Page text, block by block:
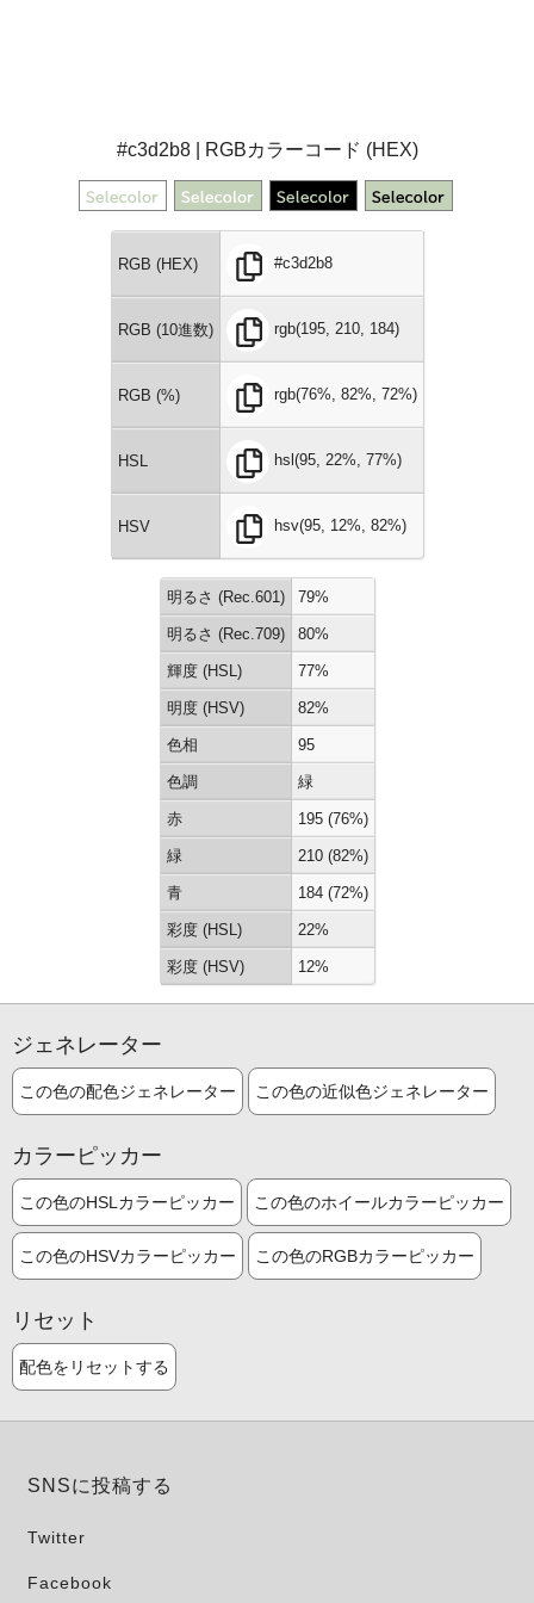
#c3d2b8 | RGBカラーコード (HEX)
RGB (HEX) #c3d2b8
RGB (10進数) rgb(195, 210, 184)
RGB (%) rgb(76%, 82%, 72%)
HSL hsl(95, 22%, 77%)
HSV hsv(95, 12%, 82%)
明るさ (Rec.601) 79%
明るさ (Rec.709) 80%
輝度 (HSL) 77%
明度 (HSV) 82%
色相 95
色調 緑
赤 195 (76%)
緑 210 (82%)
青 184 (72%)
彩度 (HSL) 22%
彩度 (HSV) 12%
ジェネレーター
この色の配色ジェネレーター この色の近似色ジェネレーター
カラーピッカー
この色のHSLカラーピッカー この色のホイールカラーピッカー
この色のHSVカラーピッカー この色のRGBカラーピッカー
リセット
配色をリセットする
SNSに投稿する
Twitter
Facebook